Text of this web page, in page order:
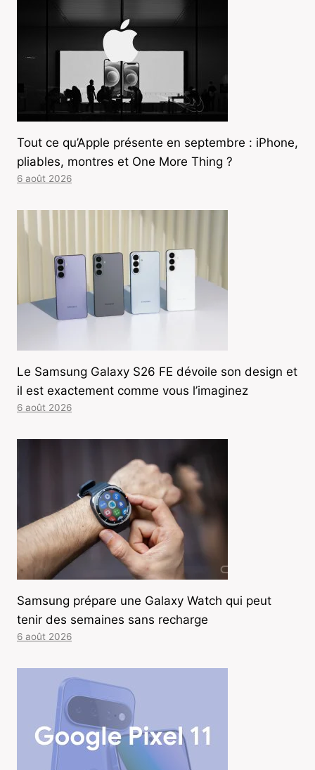
Tout ce qu’Apple présente en septembre : iPhone,
pliables, montres et One More Thing ?
6 août 2026
Le Samsung Galaxy S26 FE dévoile son design et
il est exactement comme vous l’imaginez
6 août 2026
Samsung prépare une Galaxy Watch qui peut
tenir des semaines sans recharge
6 août 2026